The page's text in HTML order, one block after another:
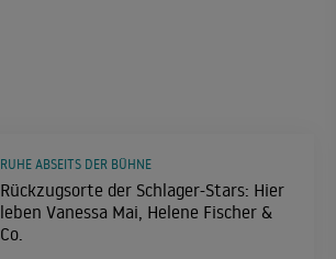
Rückzugsorte der Schlager-Stars: Hier
leben Vanessa Mai, Helene Fischer &
Co.
RUHE ABSEITS DER BÜHNE